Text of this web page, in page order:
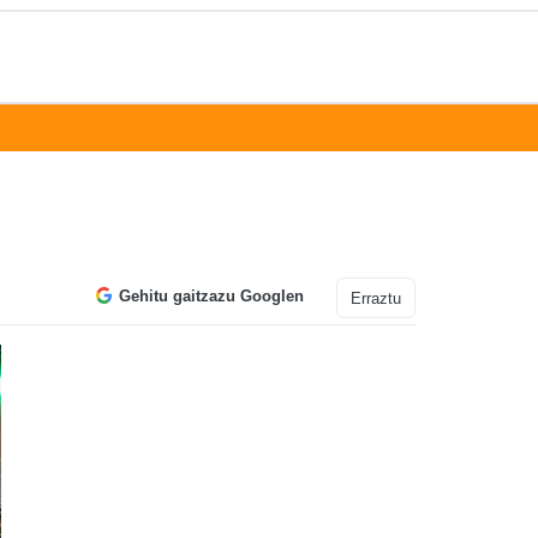
Gehitu gaitzazu Googlen Erraztu